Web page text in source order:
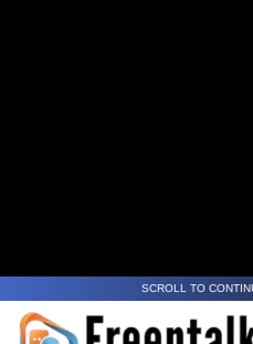
SCROLL TO